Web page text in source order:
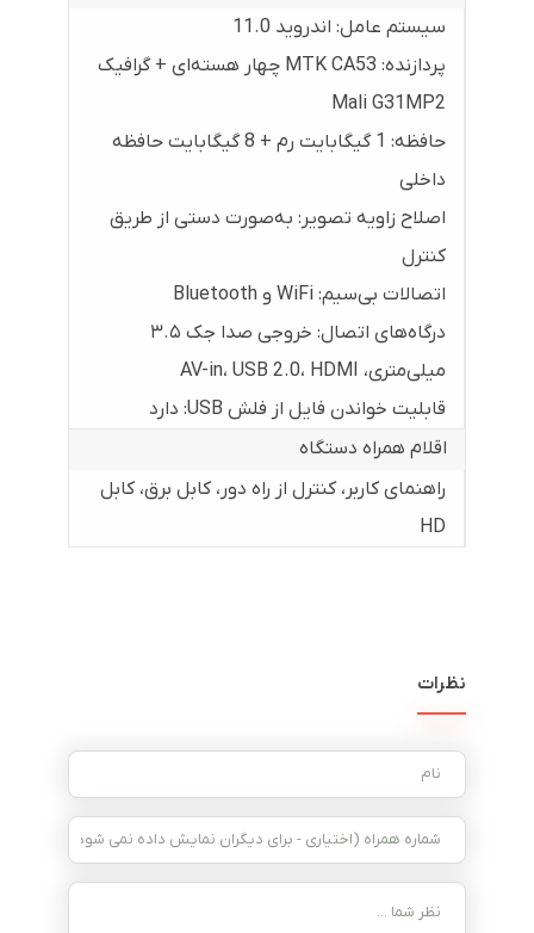
سیستم عامل: اندروید 11.0
پردازنده: MTK CA53 چهار هسته‌ای + گرافیک
Mali G31MP2
حافظه: 1 گیگابایت رم + 8 گیگابایت حافظه
داخلی
اصلاح زاویه تصویر: به‌صورت دستی از طریق
کنترل
اتصالات بی‌سیم: WiFi و Bluetooth
درگاه‌های اتصال: خروجی صدا جک ۳.۵
میلی‌متری، AV-in، USB 2.0، HDMI
قابلیت خواندن فایل از فلش USB: دارد
اقلام همراه دستگاه
راهنمای کاربر، کنترل از راه دور، کابل برق، کابل
HD
نظرات